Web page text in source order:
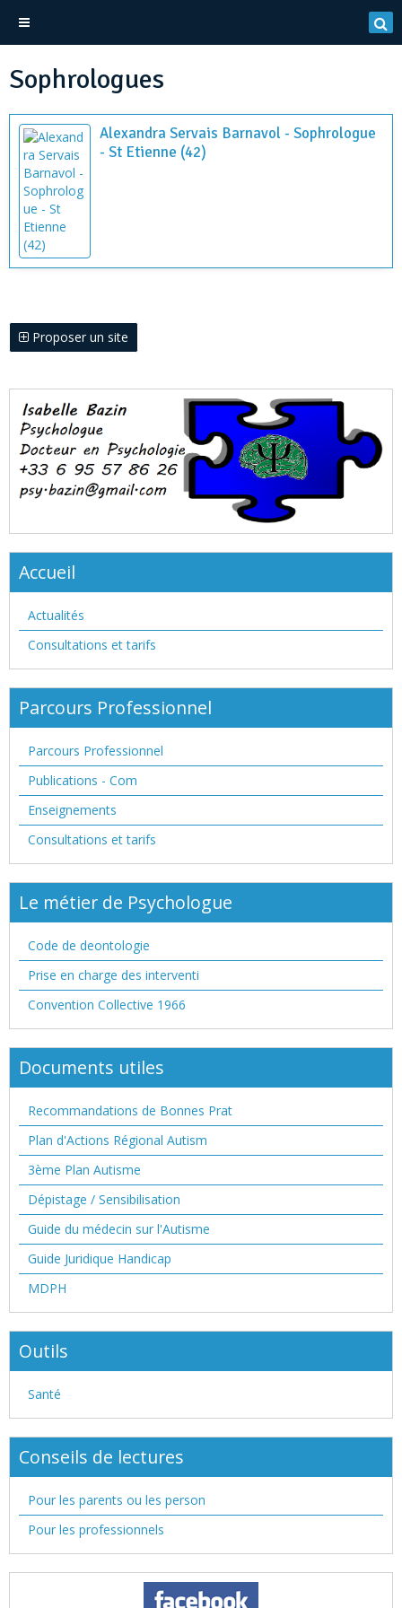
Sophrologues
Alexandra Servais Barnavol - Sophrologue
- St Etienne (42)
Proposer un site
Accueil
Actualités
Consultations et tarifs
Parcours Professionnel
Parcours Professionnel
Publications - Com
Enseignements
Consultations et tarifs
Le métier de Psychologue
Code de deontologie
Prise en charge des interventi
Convention Collective 1966
Documents utiles
Recommandations de Bonnes Prat
Plan d'Actions Régional Autism
3ème Plan Autisme
Dépistage / Sensibilisation
Guide du médecin sur l'Autisme
Guide Juridique Handicap
MDPH
Outils
Santé
Conseils de lectures
Pour les parents ou les person
Pour les professionnels